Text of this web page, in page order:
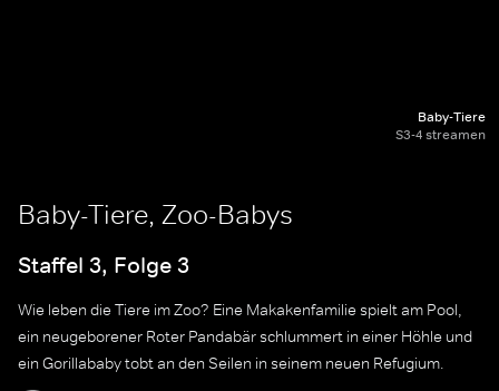
Baby-Tiere
S3-4 streamen
Baby-Tiere, Zoo-Babys
Staffel 3, Folge 3
Wie leben die Tiere im Zoo? Eine Makakenfamilie spielt am Pool,
ein neugeborener Roter Pandabär schlummert in einer Höhle und
ein Gorillababy tobt an den Seilen in seinem neuen Refugium.